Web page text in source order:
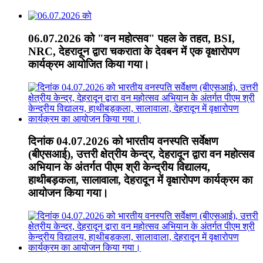
06.07.2026 को "वन महोत्सव" पहल के तहत, BSI,
NRC, देहरादून द्वारा चकराता के देवबन में एक वृक्षारोपण
कार्यक्रम आयोजित किया गया।
दिनांक 04.07.2026 को भारतीय वनस्पति सर्वेक्षण
(बीएसआई), उत्तरी क्षेत्रीय केन्द्र, देहरादून द्वारा वन महोत्सव
अभियान के अंतर्गत पीएम श्री केन्द्रीय विद्यालय,
हाथीबड़कला, सालावाला, देहरादून में वृक्षारोपण कार्यक्रम का
आयोजन किया गया।